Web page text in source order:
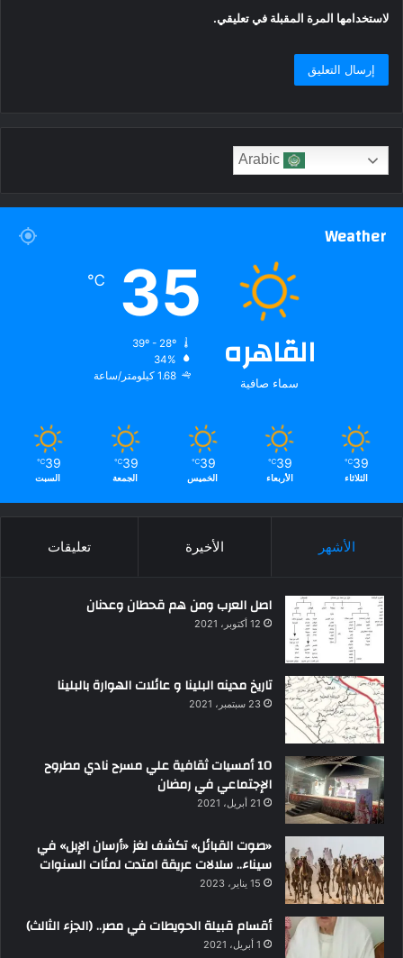
لاستخدامها المرة المقبلة في تعليقي.
Weather
القاهره
سماء صافية
35
℃
34%
1.68 كيلومتر/ساعة
39
℃
الثلاثاء
39
℃
الأربعاء
39
℃
الخميس
39
℃
الجمعة
39
℃
السبت
الأشهر الأخيرة تعليقات
اصل العرب ومن هم قحطان وعدنان
12 أكتوبر، 2021
تاريخ مدينه البلينا و عائلات الهوارة بالبلينا
23 سبتمبر، 2021
10 أمسيات ثقافية علي مسرح نادي مطروح
الإجتماعي في رمضان
21 أبريل، 2021
«صوت القبائل» تكشف لغز «أرسان الإبل» في
سيناء.. سلالات عريقة امتدت لمئات السنوات
15 يناير، 2023
أقسام قبيلة الحويطات في مصر.. (الجزء الثالث)
1 أبريل، 2021